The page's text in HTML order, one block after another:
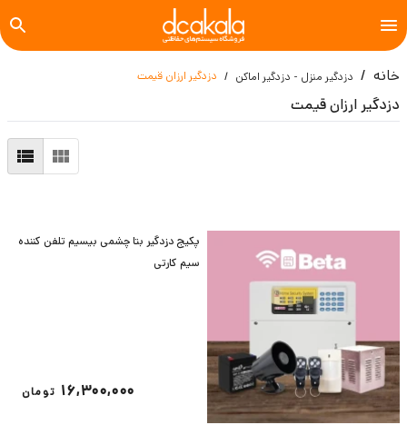
خانه دزدگیر منزل - دزدگیر اماکن دزدگیر ارزان قیمت
دزدگیر ارزان قیمت
پکیج دزدگیر بتا چشمی بیسیم تلفن کننده
سیم کارتی
16,300,000 تومان